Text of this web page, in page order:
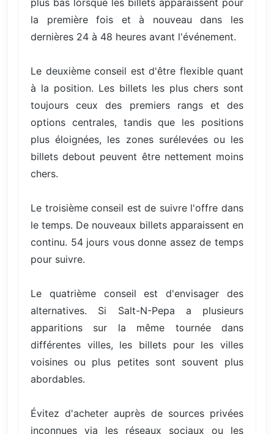
la première fois et à nouveau dans les
dernières 24 à 48 heures avant l'événement.
Le deuxième conseil est d'être flexible quant
à la position. Les billets les plus chers sont
toujours ceux des premiers rangs et des
options centrales, tandis que les positions
plus éloignées, les zones surélevées ou les
billets debout peuvent être nettement moins
chers.
Le troisième conseil est de suivre l'offre dans
le temps. De nouveaux billets apparaissent en
continu. 54 jours vous donne assez de temps
pour suivre.
Le quatrième conseil est d'envisager des
alternatives. Si Salt-N-Pepa a plusieurs
apparitions sur la même tournée dans
différentes villes, les billets pour les villes
voisines ou plus petites sont souvent plus
abordables.
Évitez d'acheter auprès de sources privées
inconnues via les réseaux sociaux ou les